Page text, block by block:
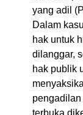
yang adil
Dalam
hak untuk
dilanggar,
hak publik
pengadilan